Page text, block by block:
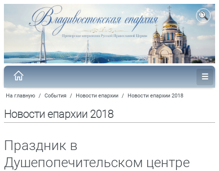
На главную / События / Новости епархии / Новости епархии 2018
Новости епархии 2018
Праздник в
Душепопечительском центре